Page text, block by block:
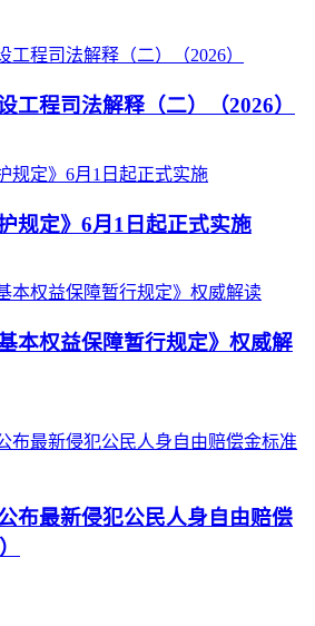
工程司法解释（二）（2026）
规定》6月1日起正式实施
本权益保障暂行规定》权威解
布最新侵犯公民人身自由赔偿